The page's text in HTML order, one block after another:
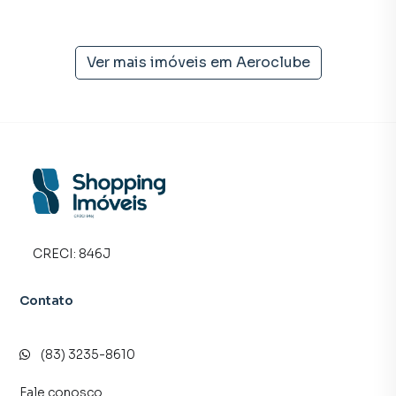
muito o número de contatos interessados e tendo como
consequência uma maior chance de vender ou alugar seu
Ver mais imóveis em Aeroclube
CRECI: 846J
Contato
(83) 3235-8610
Fale conosco